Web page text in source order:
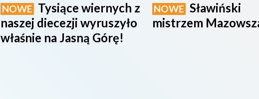
NOWE Tysiące wiernych z
naszej diecezji wyruszyło
właśnie na Jasną Górę!
NOWE Sławiński
mistrzem